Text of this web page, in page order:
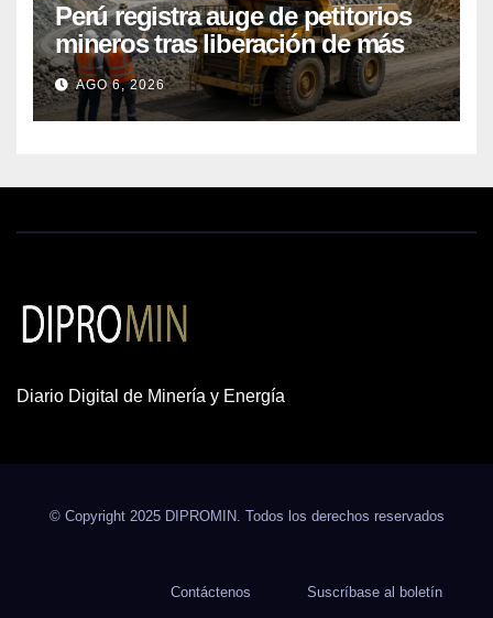
Perú registra auge de petitorios
mineros tras liberación de más
de mil concesiones para explorar
cobre y oro
AGO 6, 2026
Diario Digital de Minería y Energía
© Copyright 2025 DIPROMIN. Todos los derechos reservados
Contáctenos Suscríbase al boletín